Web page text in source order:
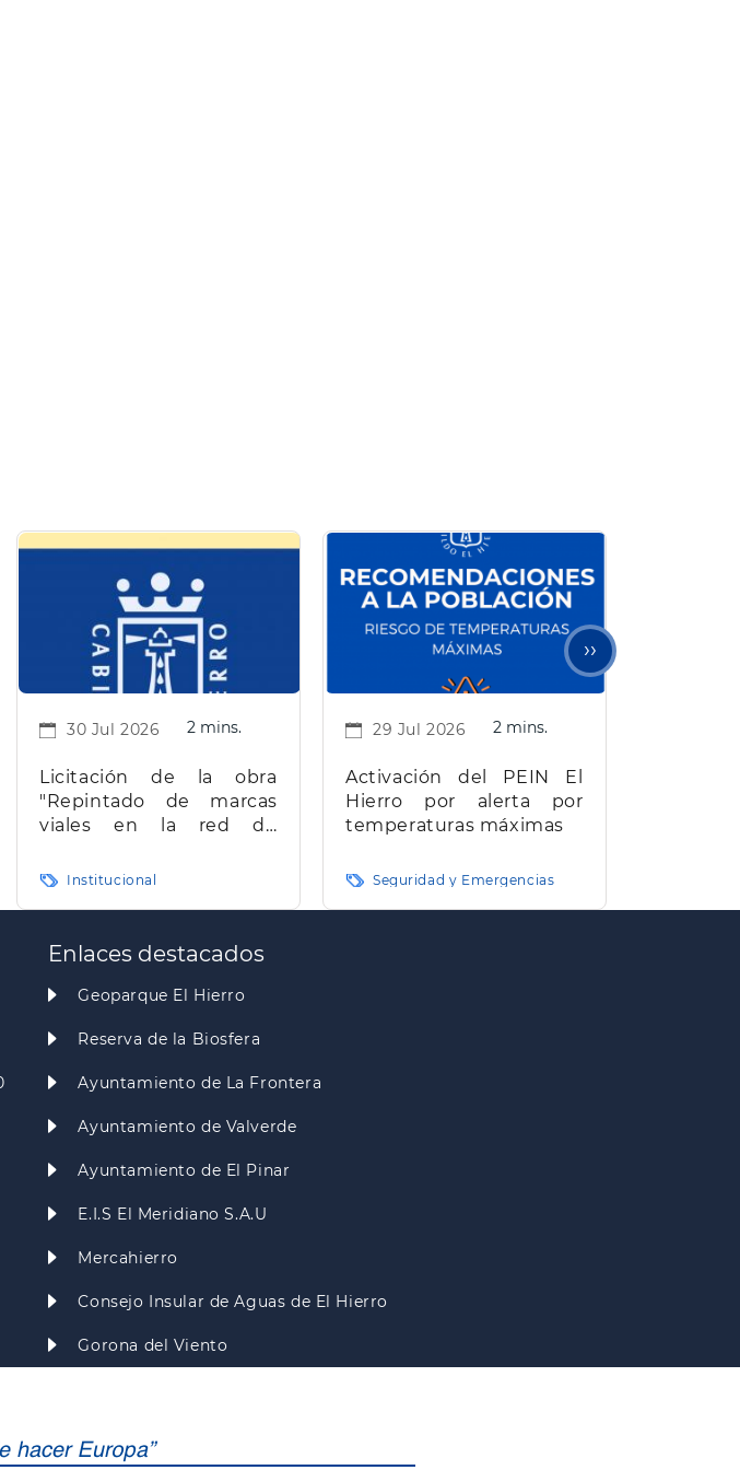
30 Jul 2026 2 mins.
Licitación de la obra
"Repintado de marcas
viales en la red de
Hierro"
Institucional
29 Jul 2026 2 mins.
Activación del PEIN El
Hierro por alerta por
temperaturas máximas
Seguridad y Emergencias
Siguiente
página
››
Enlaces destacados
Geoparque El Hierro
Reserva de la Biosfera
Ayuntamiento de La Frontera
Ayuntamiento de Valverde
Ayuntamiento de El Pinar
E.I.S El Meridiano S.A.U
Mercahierro
Consejo Insular de Aguas de El Hierro
Gorona del Viento